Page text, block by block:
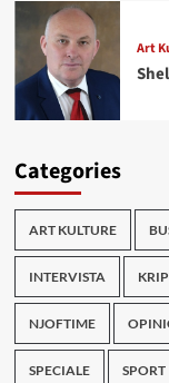
Art
Categories
ART KULTURE
INTERVISTA
NJOFTIME
SPECIALE SPORT